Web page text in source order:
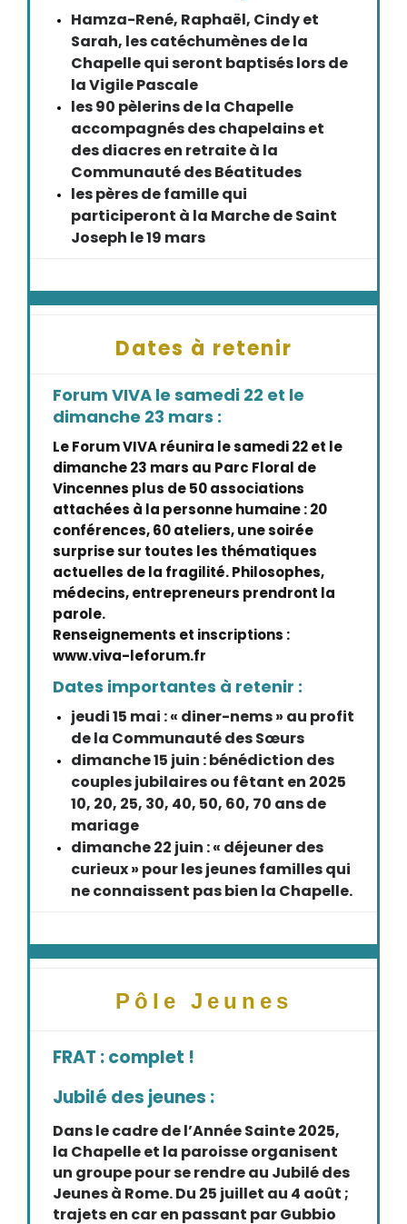
Hamza-René, Raphaël, Cindy et
Sarah, les catéchumènes de la
Chapelle qui seront baptisés lors de
la Vigile Pascale
les 90 pèlerins de la Chapelle
accompagnés des chapelains et
des diacres en retraite à la
Communauté des Béatitudes
les pères de famille qui
participeront à la Marche de Saint
Joseph le 19 mars
Dates à retenir
Forum VIVA le samedi 22 et le
dimanche 23 mars :
Le Forum VIVA réunira le samedi 22 et le
dimanche 23 mars au Parc Floral de
Vincennes plus de 50 associations
attachées à la personne humaine : 20
conférences, 60 ateliers, une soirée
surprise sur toutes les thématiques
actuelles de la fragilité. Philosophes,
médecins, entrepreneurs prendront la
parole.
Renseignements et inscriptions :
www.viva-leforum.fr
Dates importantes à retenir :
jeudi 15 mai : « diner-nems » au profit
de la Communauté des Sœurs
dimanche 15 juin : bénédiction des
couples jubilaires ou fêtant en 2025
10, 20, 25, 30, 40, 50, 60, 70 ans de
mariage
dimanche 22 juin : « déjeuner des
curieux » pour les jeunes familles qui
ne connaissent pas bien la Chapelle.
Pôle Jeunes
FRAT : complet !
Jubilé des jeunes :
Dans le cadre de l’Année Sainte 2025,
la Chapelle et la paroisse organisent
un groupe pour se rendre au Jubilé des
Jeunes à Rome. Du 25 juillet au 4 août ;
trajets en car en passant par Gubbio